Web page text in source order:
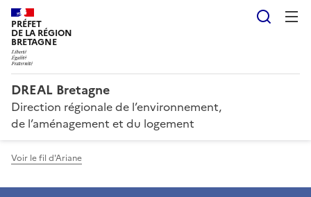
PRÉFET
DE LA RÉGION
BRETAGNE
DREAL Bretagne
Direction régionale de l’environnement,
de l’aménagement et du logement
Voir le fil d'Ariane